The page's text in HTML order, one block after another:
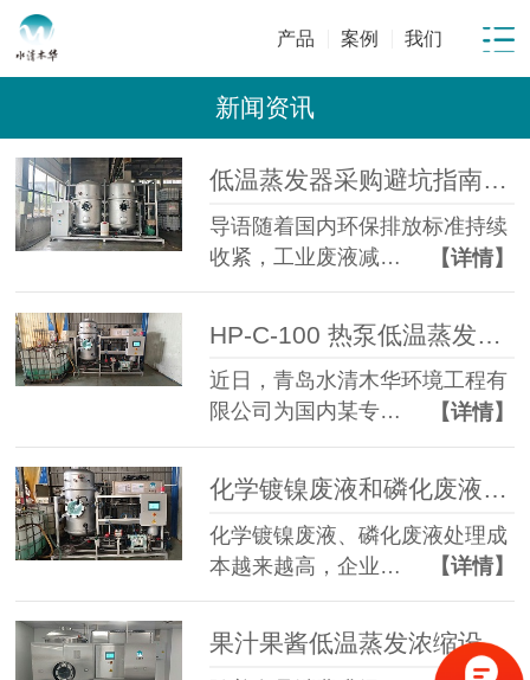
产品 案例 我们
新闻资讯
低温蒸发器采购避坑指南：工业废水蒸发设备选型10大坑
导语随着国内环保排放标准持续
收紧，工业废液减…
【详情】
近日，青岛水清木华环境工程有
限公司为国内某专…
【详情】
化学镀镍废液和磷化废液如何降低危废处置成本？2 吨/天低温蒸发案例年节省超100万
化学镀镍废液、磷化废液处理成
本越来越高，企业…
【详情】
果汁果酱低温蒸发浓缩设备选型指南：六大核心因素全面解析